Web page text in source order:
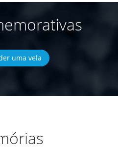
uma vela